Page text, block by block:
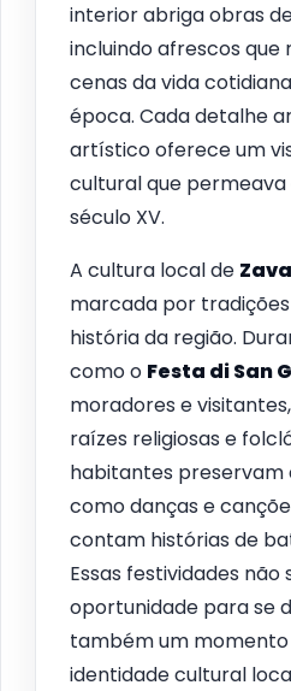
interior abriga obras
incluindo afrescos
cenas da vida
época. Cada detalhe
artístico oferece um
cultural que permeava
século XV.
A cultura local de
marcada por
história da região.
como o Festa di San
moradores e
raízes religiosas e
habitantes preservam
como danças e
contam histórias de
Essas festividades não
oportunidade para se
também um
identidade cultural